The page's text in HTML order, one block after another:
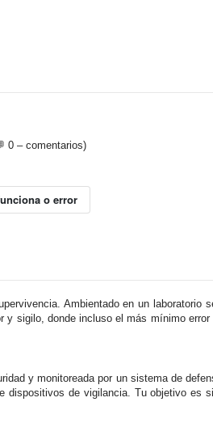
0 – comentarios)
o error
Ambientado en un laboratorio
sigilo, donde incluso el más mínimo
y monitoreada por un sistema de
de vigilancia. Tu objetivo es